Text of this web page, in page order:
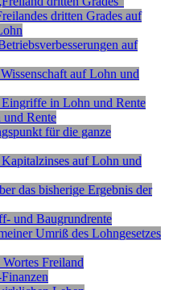
dritten Grades auf
auf
auf Lohn und
Eingriffe in Lohn und Rente
Rente
für die ganze
auf Lohn und
das bisherige Ergebnis der
und Baugrundrente
Umriß des Lohngesetzes
Freiland